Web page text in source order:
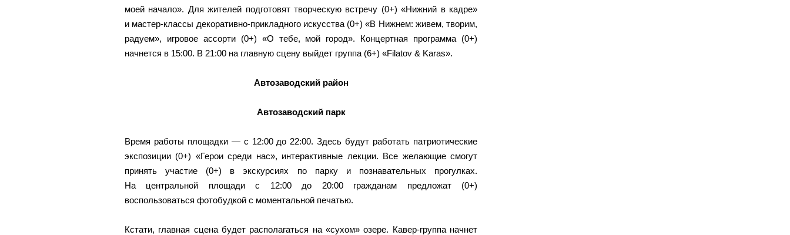
моей начало». Для жителей подготовят творческую встречу (0+) «Нижний в кадре»
и мастер-классы декоративно-прикладного искусства (0+) «В Нижнем: живем, творим,
радуем», игровое ассорти (0+) «О тебе, мой город». Концертная программа (0+)
начнется в 15:00. В 21:00 на главную сцену выйдет группа (6+) «Filatov & Karas».
Автозаводский район
Автозаводский парк
Время работы площадки — с 12:00 до 22:00. Здесь будут работать патриотические
экспозиции (0+) «Герои среди нас», интерактивные лекции. Все желающие смогут
принять участие (0+) в экскурсиях по парку и познавательных прогулках.
На центральной площади с 12:00 до 20:00 гражданам предложат (0+)
воспользоваться фотобудкой с моментальной печатью.
Кстати, главная сцена будет располагаться на «сухом» озере. Кавер-группа начнет